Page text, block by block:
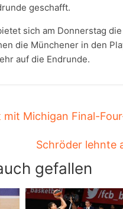
geschafft.
sich am Donnerstag
die Münchener in den
auf die Endrunde.
Michigan Final-
Schröder lehnte
gefallen